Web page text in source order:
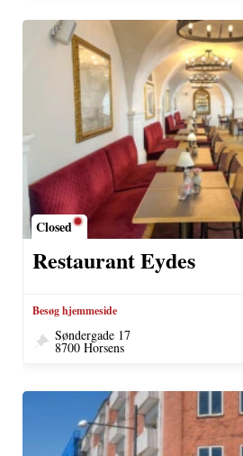
Closed
Restaurant Eydes
Besøg hjemmeside
Søndergade 17
8700 Horsens